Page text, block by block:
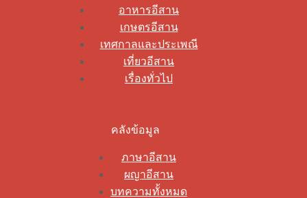
อาหารอีสาน
เกษตรอีสาน
เทศกาลและประเพณี
เที่ยวอีสาน
เรื่องทั่วไป
คลังข้อมูล
ภาษาอีสาน
ผญาอีสาน
บทความทั้งหมด